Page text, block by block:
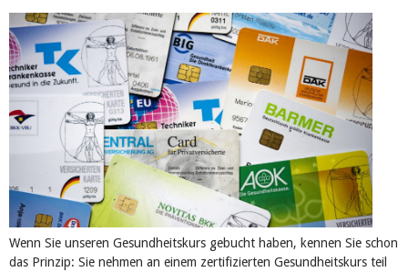
Wenn Sie unseren Gesundheitskurs gebucht haben, kennen Sie schon
das Prinzip: Sie nehmen an einem zertifizierten Gesundheitskurs teil